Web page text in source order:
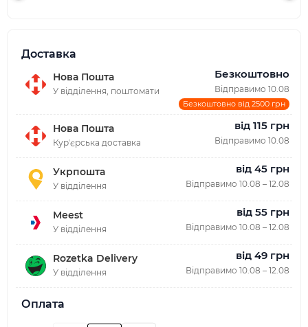
Доставка
Нова Пошта
У відділення, поштомати
Безкоштовно
Відправимо 10.08
Безкоштовно від 2500 грн
Нова Пошта
Курʼєрська доставка
від 115 грн
Відправимо 10.08
Укрпошта
У відділення
від 45 грн
Відправимо 10.08 – 12.08
Meest
У відділення
від 55 грн
Відправимо 10.08 – 12.08
Rozetka Delivery
У відділення
від 49 грн
Відправимо 10.08 – 12.08
Оплата